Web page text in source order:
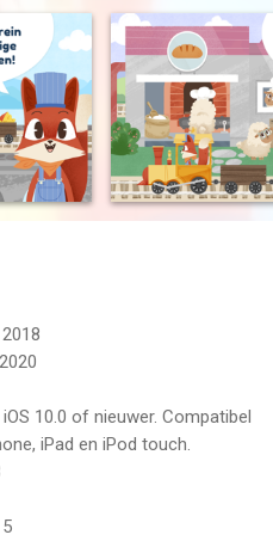
fabrieken en steden te
moeten worden.
illustraties, de grappige
besturing is de app ook
kunnen de kinderen
worden gebracht om verder
niet uit of van de oogst
van alpacawol wordt
een speelse wijze in meer dan
kunnen actief
starten.
10.0 of nieuwer. Compatibel
iPad en iPod touch.